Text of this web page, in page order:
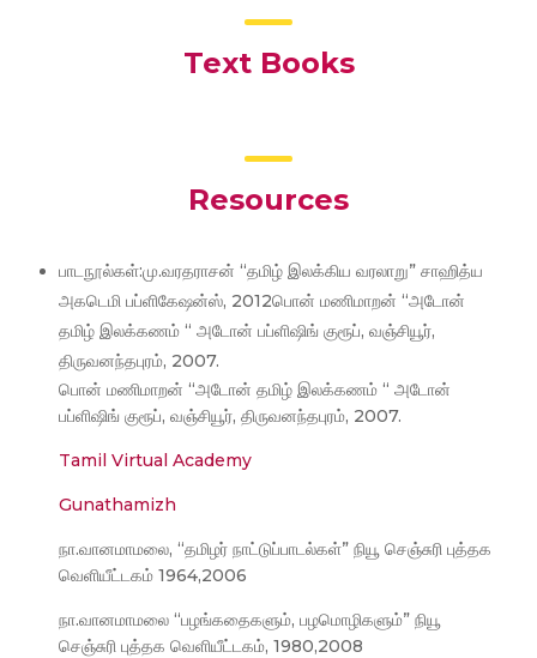
Text Books
Resources
பாடநூல்கள்:மு.வரதராசன் “தமிழ் இலக்கிய வரலாறு” சாஹித்ய
அகடெமி பப்ளிகேஷன்ஸ், 2012பொன் மணிமாறன் “அடோன்
தமிழ் இலக்கணம் “ அடோன் பப்ளிஷிங் குரூப், வஞ்சியூர்,
திருவனந்தபுரம், 2007.
பொன் மணிமாறன் “அடோன் தமிழ் இலக்கணம் “ அடோன்
பப்ளிஷிங் குரூப், வஞ்சியூர், திருவனந்தபுரம், 2007.
Tamil Virtual Academy
Gunathamizh
நா.வானமாமலை, “தமிழர் நாட்டுப்பாடல்கள்” நியூ செஞ்சுரி புத்தக
வெளியீட்டகம் 1964,2006
நா.வானமாமலை “பழங்கதைகளும், பழமொழிகளும்” நியூ
செஞ்சுரி புத்தக வெளியீட்டகம், 1980,2008